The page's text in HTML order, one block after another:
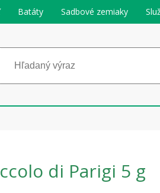
Batáty Sadbové zemiaky
di Parigi 5 g